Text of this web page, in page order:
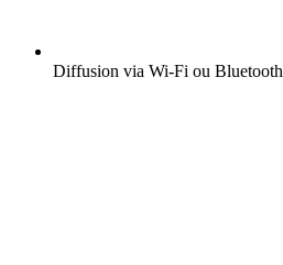
Diffusion via Wi-Fi ou Bluetooth